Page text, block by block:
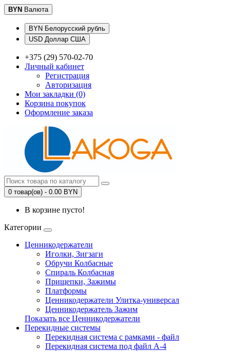
BYN Валюта
BYN Белорусский рубль
USD Доллар США
+375 (29) 570-02-70
Личный кабинет
Регистрация
Авторизация
Мои закладки (0)
Корзина покупок
Оформление заказа
0 товар(ов) - 0.00 BYN
В корзине пусто!
Категории
Ценникодержатели
Иголки, Зигзаги
Обручи Колбасные
Cпираль Колбасная
Прищепки, Зажимы
Платформы
Ценникодержатели Улитка-универсал
Ценникодержатель Зажим
Показать все Ценникодержатели
Перекидные системы
Перекидная система с рамками - файл
Перекидная система под файл А-4